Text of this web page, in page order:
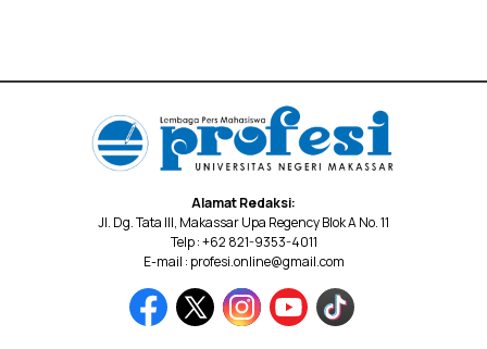
Alamat Redaksi:
Jl. Dg. Tata III, Makassar Upa Regency Blok A No. 11
Telp : +62 821-9353-4011
E-mail : profesi.online@gmail.com